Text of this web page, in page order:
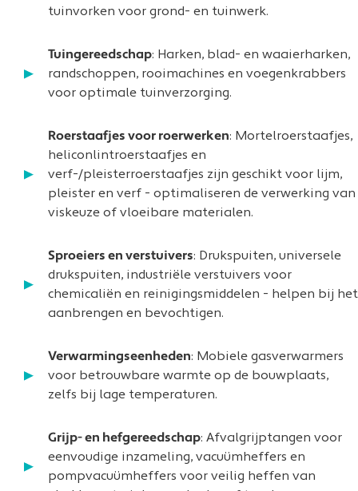
tuinvorken voor grond- en tuinwerk.
Tuingereedschap: Harken, blad- en waaierharken,
randschoppen, rooimachines en voegenkrabbers
voor optimale tuinverzorging.
Roerstaafjes voor roerwerken: Mortelroerstaafjes,
heliconlintroerstaafjes en
verf-/pleisterroerstaafjes zijn geschikt voor lijm,
pleister en verf - optimaliseren de verwerking van
viskeuze of vloeibare materialen.
Sproeiers en verstuivers: Drukspuiten, universele
drukspuiten, industriële verstuivers voor
chemicaliën en reinigingsmiddelen - helpen bij het
aanbrengen en bevochtigen.
Verwarmingseenheden: Mobiele gasverwarmers
voor betrouwbare warmte op de bouwplaats,
zelfs bij lage temperaturen.
Grijp- en hefgereedschap: Afvalgrijptangen voor
eenvoudige inzameling, vacuümheffers en
pompvacuümheffers voor veilig heffen van